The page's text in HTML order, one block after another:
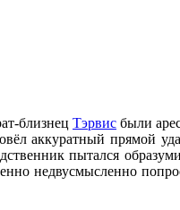
близнец Тэрвис были
аккуратный прямой
пытался
недвусмысленно